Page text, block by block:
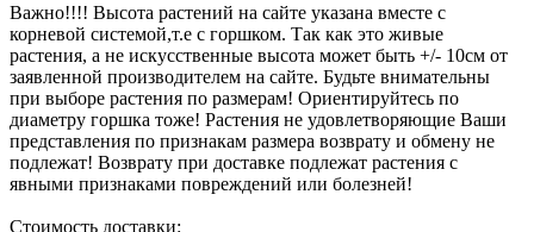
Важно!!!! Высота растений на сайте указана вместе с
корневой системой,т.е с горшком. Так как это живые
растения, а не искусственные высота может быть +/- 10см от
заявленной производителем на сайте. Будьте внимательны
при выборе растения по размерам! Ориентируйтесь по
диаметру горшка тоже! Растения не удовлетворяющие Ваши
представления по признакам размера возврату и обмену не
подлежат! Возврату при доставке подлежат растения с
явными признаками повреждений или болезней!
Стоимость доставки: